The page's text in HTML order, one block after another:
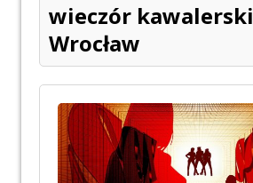
wieczór kawalerski
Wrocław